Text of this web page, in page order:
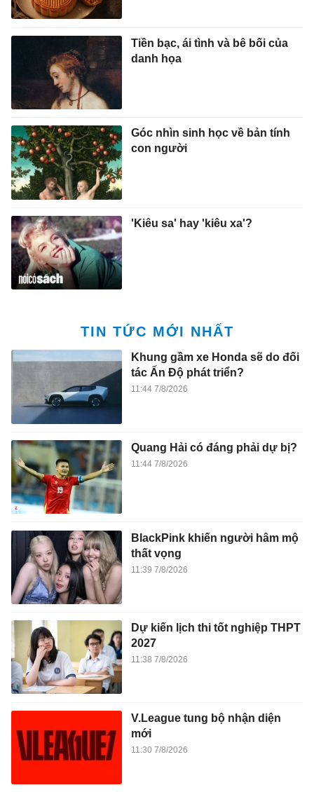
Tiền bạc, ái tình và bê bối của
danh họa
Góc nhìn sinh học về bản tính
con người
'Kiêu sa' hay 'kiêu xa'?
TIN TỨC MỚI NHẤT
Khung gầm xe Honda sẽ do đối
tác Ấn Độ phát triển?
11:44 7/8/2026
Quang Hải có đáng phải dự bị?
11:44 7/8/2026
BlackPink khiến người hâm mộ
thất vọng
11:39 7/8/2026
Dự kiến lịch thi tốt nghiệp THPT
2027
11:38 7/8/2026
V.League tung bộ nhận diện
mới
11:30 7/8/2026